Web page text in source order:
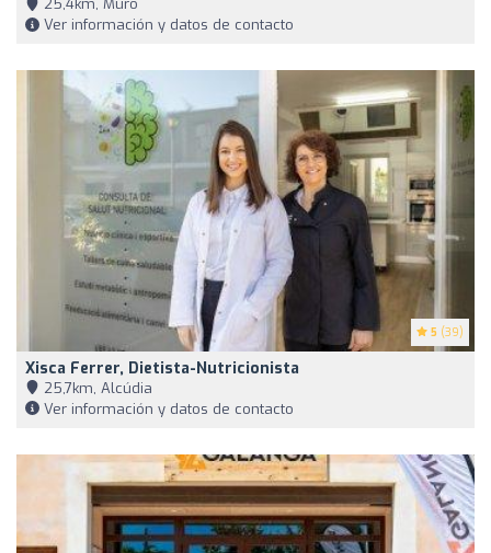
25,4km, Muro
Ver información y datos de contacto
5 (39)
Xisca Ferrer, Dietista-Nutricionista
25,7km, Alcúdia
Ver información y datos de contacto